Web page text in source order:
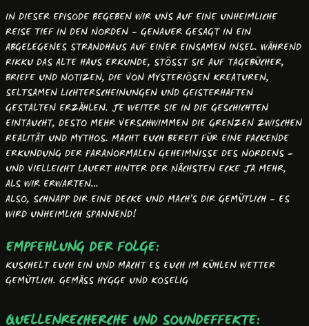
IN DIESER EPISODE BEGEBEN WIR UNS AUF EINE UNHEIMLICHE
REISE TIEF IN DEN NORDEN – GENAUER GESAGT IN EIN
ABGELEGENES STRANDHAUS AUF EINER EINSAMEN INSEL. WÄHREND
RIKKU DAS ALTE HAUS ERKUNDE, STÖSST SIE AUF TAGEBÜCHER, B
RIEFE UND NOTIZEN, DIE VON MYSTERIÖSEN KREATUREN, S
ELTSAMEN LICHTERSCHEINUNGEN UND GEISTERHAFTEN G
ESTALTEN ERZÄHLEN. JE WEITER SIE IN DIE GESCHICHTEN E
INTAUCHT, DESTO MEHR VERSCHWIMMEN DIE GRENZEN ZWISCHEN R
EALITÄT UND MYTHOS. MACHT EUCH BEREIT FÜR EINE PACKENDE E
RKUNDUNG DER PARANORMALEN GEHEIMNISSE DES NORDENS – U
ND VIELLEICHT LAUERT HINTER DER NÄCHSTEN ECKE JA MEHR, A
LS WIR ERWARTEN…
ALSO, SCHNAPP DIR EINE DECKE UND MACH’S DIR GEMÜTLICH – ES
WIRD UNHEIMLICH SPANNEND!
EMPFEHLUNG DER FOLGE:
KUSCHELT EUCH EIN UND MACHT ES EUCH IM KÜHLEN WETTER
GEMÜTLICH. GEMÄSS HYGGE UND KOSELIG
QUELLENRECHERCHE UND SOUNDEFFEKTE: